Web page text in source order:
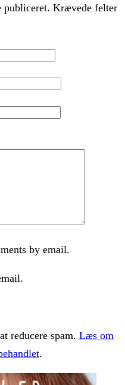
publiceret. Krævede felter
by email.
reducere spam. Læs om
.